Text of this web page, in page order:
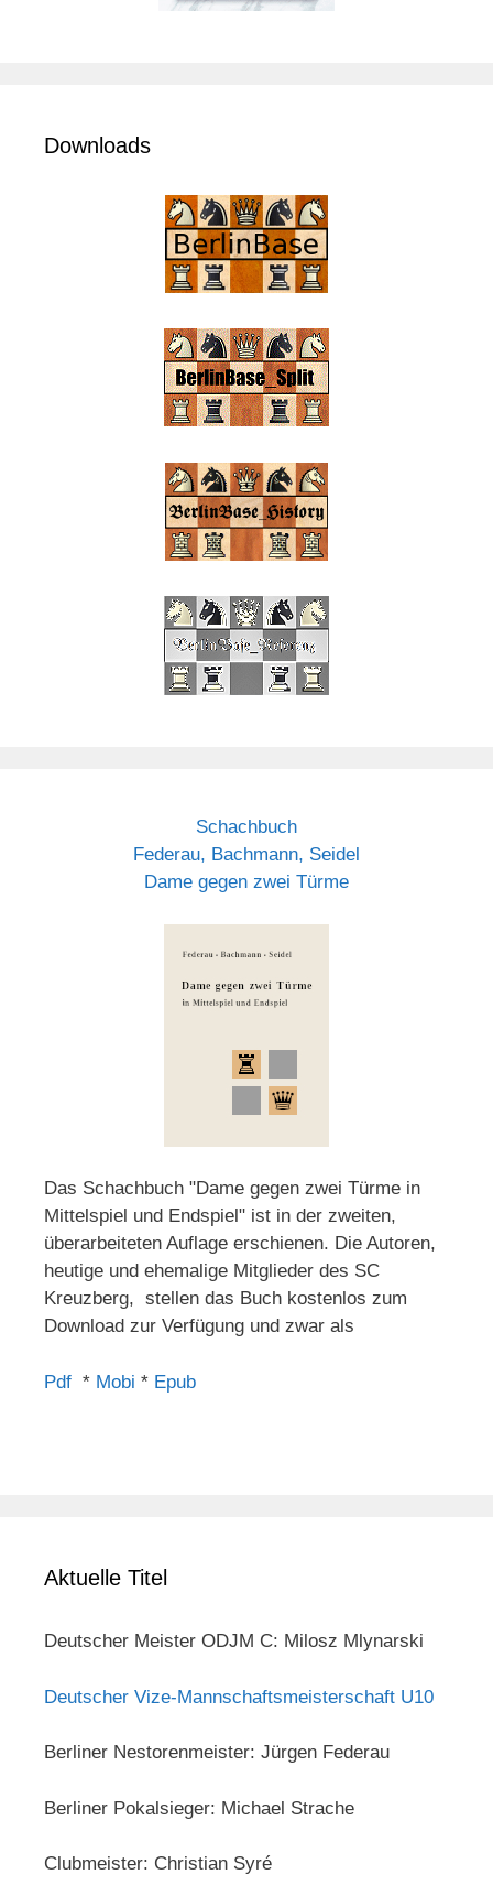
Downloads
Schachbuch
Federau, Bachmann, Seidel
Dame gegen zwei Türme
Das Schachbuch "Dame gegen zwei Türme in
Mittelspiel und Endspiel" ist in der zweiten,
überarbeiteten Auflage erschienen. Die Autoren,
heutige und ehemalige Mitglieder des SC
Kreuzberg, stellen das Buch kostenlos zum
Download zur Verfügung und zwar als
Pdf * Mobi * Epub
Aktuelle Titel
Deutscher Meister ODJM C: Milosz Mlynarski
Deutscher Vize-Mannschaftsmeisterschaft U10
Berliner Nestorenmeister: Jürgen Federau
Berliner Pokalsieger: Michael Strache
Clubmeister: Christian Syré